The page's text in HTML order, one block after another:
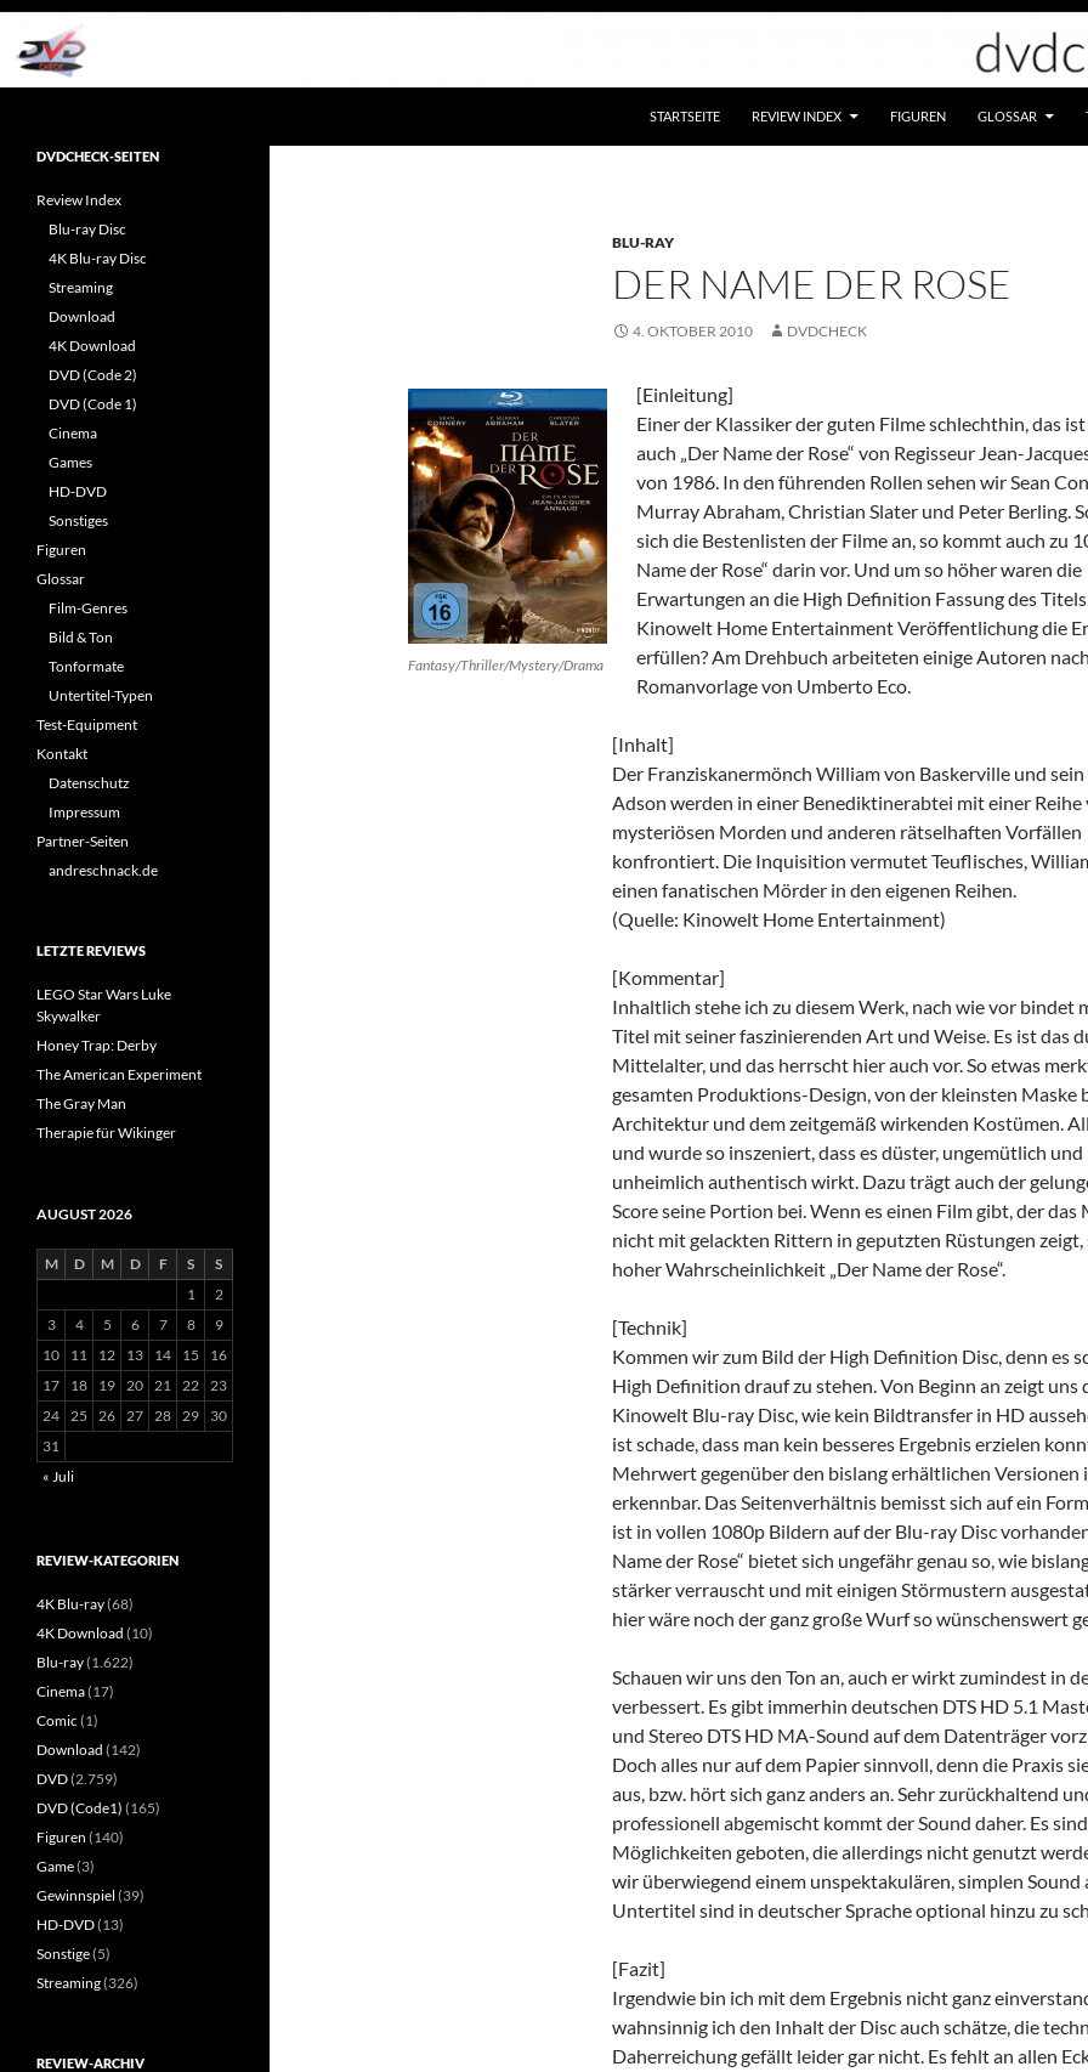
Zum
Inhalt
springen
STARTSEITE REVIEW INDEX FIGUREN GLOSSAR
BLU-RAY
DER NAME DER ROSE
4. OKTOBER 2010 DVDCHECK
Fantasy/Thriller/Mystery/Drama
[Einleitung]
Einer der Klassiker der guten Filme schlechthin, das
auch „Der Name der Rose“ von Regisseur Jean-
von 1986. In den führenden Rollen sehen wir Sean
Murray Abraham, Christian Slater und Peter Berling.
sich die Bestenlisten der Filme an, so kommt auch zu
Name der Rose“ darin vor. Und um so höher waren die
Erwartungen an die High Definition Fassung des
Kinowelt Home Entertainment Veröffentlichung die
erfüllen? Am Drehbuch arbeiteten einige Autoren
Romanvorlage von Umberto Eco.
[Inhalt]
Der Franziskanermönch William von Baskerville und sein
Adson werden in einer Benediktinerabtei mit einer Reihe
mysteriösen Morden und anderen rätselhaften Vorfällen
konfrontiert. Die Inquisition vermutet Teuflisches,
einen fanatischen Mörder in den eigenen Reihen.
(Quelle: Kinowelt Home Entertainment)
[Kommentar]
Inhaltlich stehe ich zu diesem Werk, nach wie vor bindet
Titel mit seiner faszinierenden Art und Weise. Es ist das
Mittelalter, und das herrscht hier auch vor. So etwas
gesamten Produktions-Design, von der kleinsten Maske
Architektur und dem zeitgemäß wirkenden Kostümen.
und wurde so inszeniert, dass es düster, ungemütlich
unheimlich authentisch wirkt. Dazu trägt auch der
Score seine Portion bei. Wenn es einen Film gibt, der
nicht mit gelackten Rittern in geputzten Rüstungen zeigt,
hoher Wahrscheinlichkeit „Der Name der Rose“.
[Technik]
Kommen wir zum Bild der High Definition Disc, denn es
High Definition drauf zu stehen. Von Beginn an zeigt uns
Kinowelt Blu-ray Disc, wie kein Bildtransfer in HD
ist schade, dass man kein besseres Ergebnis erzielen
Mehrwert gegenüber den bislang erhältlichen Versionen
erkennbar. Das Seitenverhältnis bemisst sich auf ein
ist in vollen 1080p Bildern auf der Blu-ray Disc
Name der Rose“ bietet sich ungefähr genau so, wie
stärker verrauscht und mit einigen Störmustern
hier wäre noch der ganz große Wurf so wünschenswert
Schauen wir uns den Ton an, auch er wirkt zumindest in
verbessert. Es gibt immerhin deutschen DTS HD 5.1
und Stereo DTS HD MA-Sound auf dem Datenträger
Doch alles nur auf dem Papier sinnvoll, denn die Praxis
aus, bzw. hört sich ganz anders an. Sehr zurückhaltend
professionell abgemischt kommt der Sound daher. Es
Möglichkeiten geboten, die allerdings nicht genutzt
wir überwiegend einem unspektakulären, simplen Sound
Untertitel sind in deutscher Sprache optional hinzu zu
[Fazit]
Irgendwie bin ich mit dem Ergebnis nicht ganz
wahnsinnig ich den Inhalt der Disc auch schätze, die
Daherreichung gefällt leider gar nicht. Es fehlt an allen
Reviews rund ums Heimkino &
DVDCHECK-SEITEN
Review Index
Blu-ray Disc
4K Blu-ray Disc
Streaming
Download
4K Download
DVD (Code 2)
DVD (Code 1)
Cinema
Games
HD-DVD
Sonstiges
Figuren
Glossar
Film-Genres
Bild & Ton
Tonformate
Untertitel-Typen
Test-Equipment
Kontakt
Datenschutz
Impressum
Partner-Seiten
andreschnack.de
LETZTE REVIEWS
LEGO Star Wars Luke
Skywalker
Honey Trap: Derby
The American Experiment
The Gray Man
Therapie für Wikinger
AUGUST 2026
M D M D F S
S
1
2
3
4 5 6 7 8
9
10
11 12 13 14 15
16
17
18 19 20 21 22 23
24 25 26 27 28 29
30
31
« Juli
REVIEW-KATEGORIEN
4K Blu-ray(68)
4K Download (10)
Blu-ray(1.622)
Cinema(17)
Comic (1)
Download (142)
DVD(2.759)
DVD (Code1) (165)
Figuren (140)
Game(3)
Gewinnspiel (39)
HD-DVD(13)
Sonstige(5)
Streaming(326)
REVIEW-ARCHIV